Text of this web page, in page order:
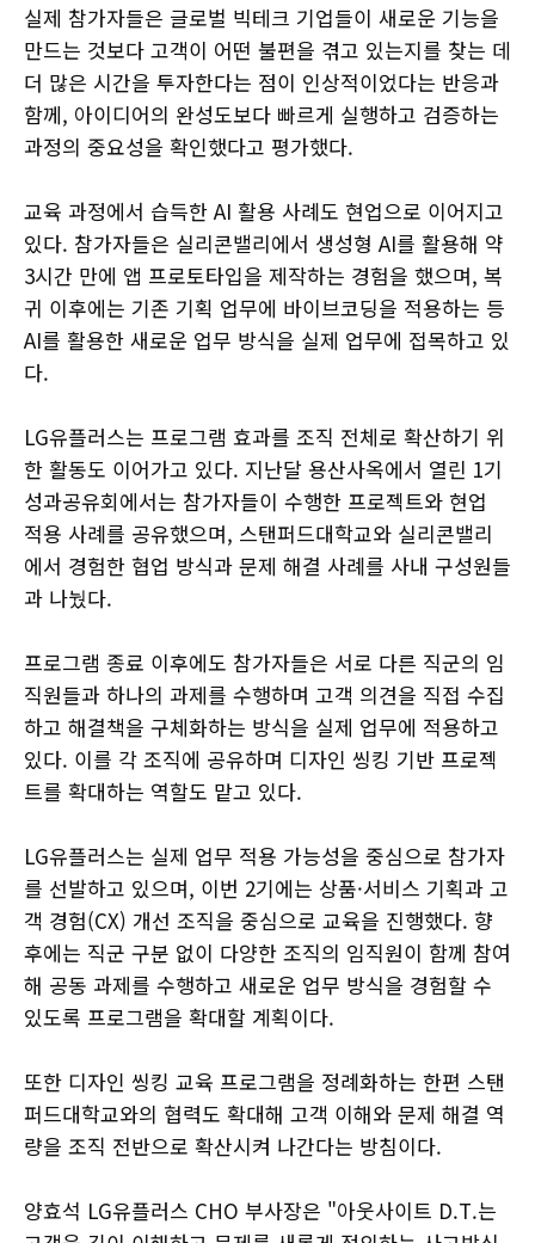
실제 참가자들은 글로벌 빅테크 기업들이 새로운 기능을
만드는 것보다 고객이 어떤 불편을 겪고 있는지를 찾는 데
더 많은 시간을 투자한다는 점이 인상적이었다는 반응과
함께, 아이디어의 완성도보다 빠르게 실행하고 검증하는
과정의 중요성을 확인했다고 평가했다.
교육 과정에서 습득한 AI 활용 사례도 현업으로 이어지고
있다. 참가자들은 실리콘밸리에서 생성형 AI를 활용해 약
3시간 만에 앱 프로토타입을 제작하는 경험을 했으며, 복
귀 이후에는 기존 기획 업무에 바이브코딩을 적용하는 등
AI를 활용한 새로운 업무 방식을 실제 업무에 접목하고 있
다.
LG유플러스는 프로그램 효과를 조직 전체로 확산하기 위
한 활동도 이어가고 있다. 지난달 용산사옥에서 열린 1기
성과공유회에서는 참가자들이 수행한 프로젝트와 현업
적용 사례를 공유했으며, 스탠퍼드대학교와 실리콘밸리
에서 경험한 협업 방식과 문제 해결 사례를 사내 구성원들
과 나눴다.
프로그램 종료 이후에도 참가자들은 서로 다른 직군의 임
직원들과 하나의 과제를 수행하며 고객 의견을 직접 수집
하고 해결책을 구체화하는 방식을 실제 업무에 적용하고
있다. 이를 각 조직에 공유하며 디자인 씽킹 기반 프로젝
트를 확대하는 역할도 맡고 있다.
LG유플러스는 실제 업무 적용 가능성을 중심으로 참가자
를 선발하고 있으며, 이번 2기에는 상품·서비스 기획과 고
객 경험(CX) 개선 조직을 중심으로 교육을 진행했다. 향
후에는 직군 구분 없이 다양한 조직의 임직원이 함께 참여
해 공동 과제를 수행하고 새로운 업무 방식을 경험할 수
있도록 프로그램을 확대할 계획이다.
또한 디자인 씽킹 교육 프로그램을 정례화하는 한편 스탠
퍼드대학교와의 협력도 확대해 고객 이해와 문제 해결 역
량을 조직 전반으로 확산시켜 나간다는 방침이다.
양효석 LG유플러스 CHO 부사장은 "아웃사이트 D.T.는